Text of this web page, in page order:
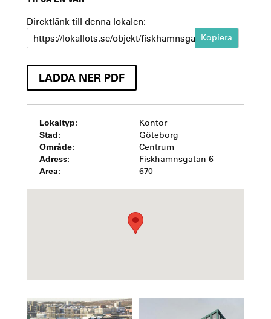
Direktlänk till denna lokalen:
https://lokallots.se/objekt/fiskhamnsgatan-6-2-1
LADDA NER PDF
Lokaltyp: Kontor
Stad: Göteborg
Område: Centrum
Adress: Fiskhamnsgatan 6
Area: 670